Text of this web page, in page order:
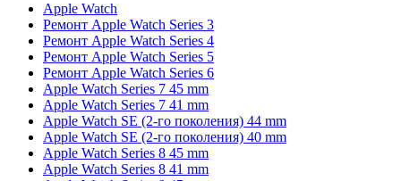
Apple Watch
Ремонт Apple Watch Series 3
Ремонт Apple Watch Series 4
Ремонт Apple Watch Series 5
Ремонт Apple Watch Series 6
Apple Watch Series 7 45 mm
Apple Watch Series 7 41 mm
Apple Watch SE (2-го поколения) 44 mm
Apple Watch SE (2-го поколения) 40 mm
Apple Watch Series 8 45 mm
Apple Watch Series 8 41 mm